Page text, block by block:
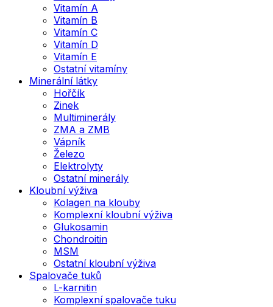
Vitamín A
Vitamín B
Vitamín C
Vitamín D
Vitamín E
Ostatní vitamíny
Minerální látky
Hořčík
Zinek
Multiminerály
ZMA a ZMB
Vápník
Železo
Elektrolyty
Ostatní minerály
Kloubní výživa
Kolagen na klouby
Komplexní kloubní výživa
Glukosamin
Chondroitin
MSM
Ostatní kloubní výživa
Spalovače tuků
L-karnitin
Komplexní spalovače tuku